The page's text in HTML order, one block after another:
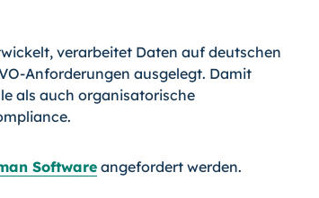
verarbeitet Daten auf deutschen
Anforderungen ausgelegt. Damit
als auch organisatorische
Software angefordert werden.